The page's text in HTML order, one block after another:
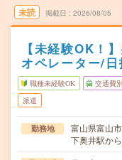
未読 掲載日 2026/08/05
【未経験OK！
オペレーター/
職種未経験OK 交通費
派遣
勤務地
富山県富山市
下奥井駅か